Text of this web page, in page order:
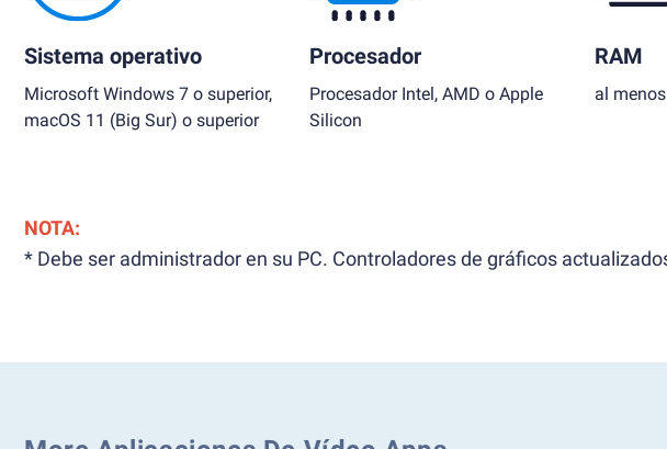
Sistema operativo
Microsoft Windows 7 o superior,
macOS 11 (Big Sur) o superior
Procesador
Procesador Intel, AMD o Apple
Silicon
RAM
al
NOTA:
* Debe ser administrador en su PC. Controladores de gráficos